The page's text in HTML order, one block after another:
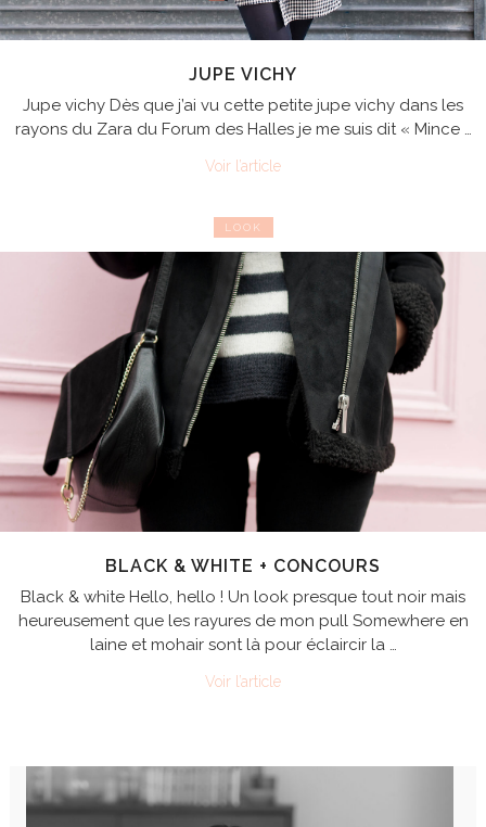
JUPE VICHY
Jupe vichy Dès que j’ai vu cette petite jupe vichy dans les
rayons du Zara du Forum des Halles je me suis dit « Mince …
Voir l’article
LOOK
BLACK & WHITE + CONCOURS
Black & white Hello, hello ! Un look presque tout noir mais
heureusement que les rayures de mon pull Somewhere en
laine et mohair sont là pour éclaircir la …
Voir l’article